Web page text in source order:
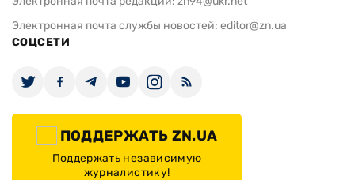
Электронная почта службы новостей: editor@zn.ua
СОЦСЕТИ
ПОДДЕРЖАТЬ ZN.UA
Поддержать независимую
журналистику!